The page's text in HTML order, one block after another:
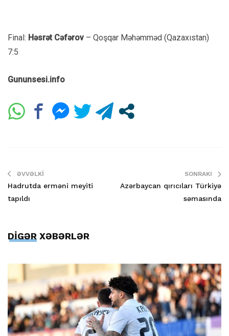
Final: Həsrət Cəfərov – Qoşqar Məhəmməd (Qazaxıstan)
7:5
Gununsesi.info
ƏVVƏLKI
Hadrutda erməni meyiti
tapıldı
SONRAKI
Azərbaycan qırıcıları Türkiyə
səmasında
DİGƏR XƏBƏRLƏR